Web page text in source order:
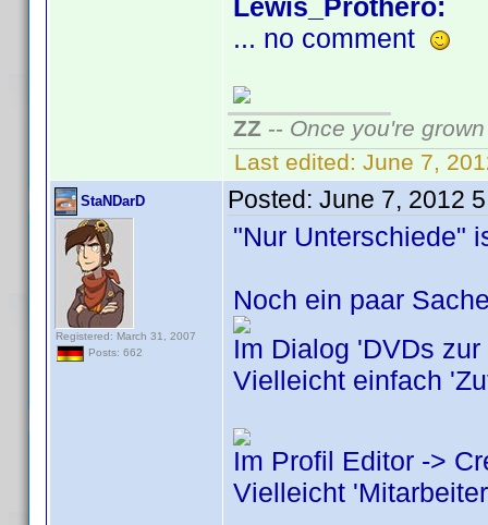
Lewis_Prothero:
... no comment
ZZ -- Once you're
Last edited: June 7,
StaNDarD
Registered: March 31, 2007
Posts: 662
Posted: June 7, 2012
"Nur Unterschiede"
Noch ein paar
Im Dialog 'DVDs
Vielleicht einfach
Im Profil Editor ->
Vielleicht